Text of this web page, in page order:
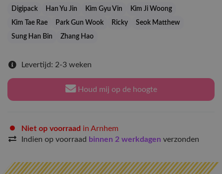
Digipack Han Yu Jin Kim Gyu Vin
Kim Ji Woong
Kim Tae Rae
Park Gun Wook Ricky
Seok Matthew
Sung Han Bin
Zhang Hao
Levertijd: 2-3 weken
Houd mij op de hoogte
Niet op voorraad in Arnhem
Indien op voorraad binnen 2 werkdagen verzonden